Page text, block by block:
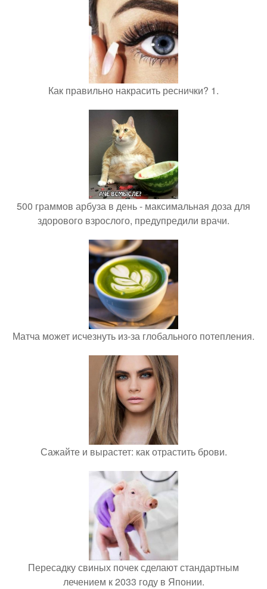
Как правильно накрасить реснички? 1.
500 граммов арбуза в день - максимальная доза для
здорового взрослого, предупредили врачи.
Матча может исчезнуть из-за глобального потепления.
Сажайте и вырастет: как отрастить брови.
Пересадку свиных почек сделают стандартным
лечением к 2033 году в Японии.